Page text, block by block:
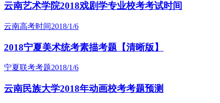
云南艺术学院2018戏剧学专业校考考试时间
云南高考时间2018/1/6
2018宁夏美术统考素描考题【清晰版】
宁夏联考考题2018/1/6
云南民族大学2018年动画校考考题预测